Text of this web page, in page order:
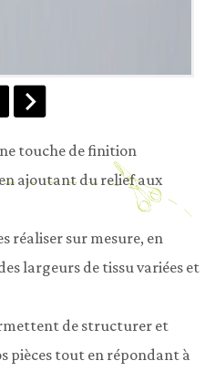
touche de finition
ajoutant du relief aux
réaliser sur mesure, en
largeurs de tissu variées et
de structurer et
pièces tout en répondant à